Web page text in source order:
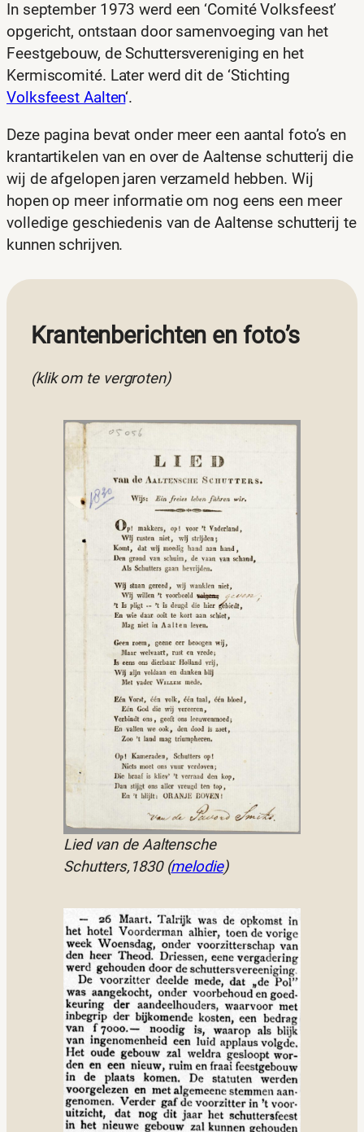
In september 1973 werd een ‘Comité Volksfeest’
opgericht, ontstaan door samenvoeging van het
Feestgebouw, de Schuttersvereniging en het
Kermiscomité. Later werd dit de ‘Stichting
Volksfeest Aalten‘.
Deze pagina bevat onder meer een aantal foto’s en
krantartikelen van en over de Aaltense schutterij die
wij de afgelopen jaren verzameld hebben. Wij
hopen op meer informatie om nog eens een meer
volledige geschiedenis van de Aaltense schutterij te
kunnen schrijven.
Krantenberichten en foto’s
(klik om te vergroten)
Lied van de Aaltensche
Schutters,1830 (melodie)